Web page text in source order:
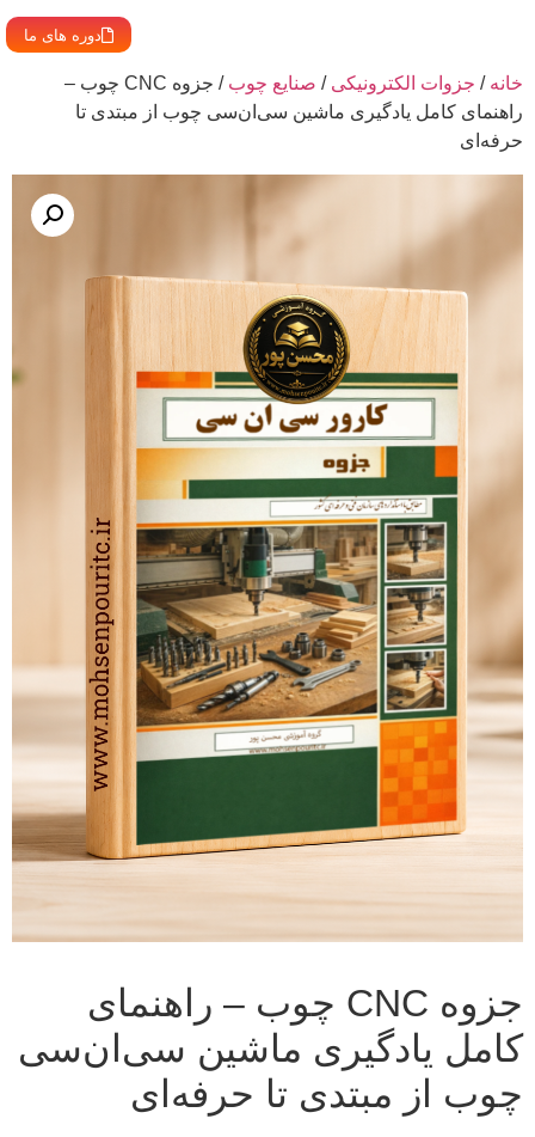
دوره های ما
خانه / جزوات الکترونیکی / صنایع چوب
/ جزوه CNC چوب –
راهنمای کامل یادگیری ماشین سی‌ان‌سی چوب از مبتدی تا
حرفه‌ای
جزوه CNC چوب – راهنمای
کامل یادگیری ماشین سی‌ان‌سی
چوب از مبتدی تا حرفه‌ای